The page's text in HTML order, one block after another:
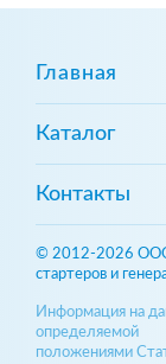
Главная
Каталог
Контакты
© 2012-2026 ООО
стартеров и
Информация на
определяемой
положениями